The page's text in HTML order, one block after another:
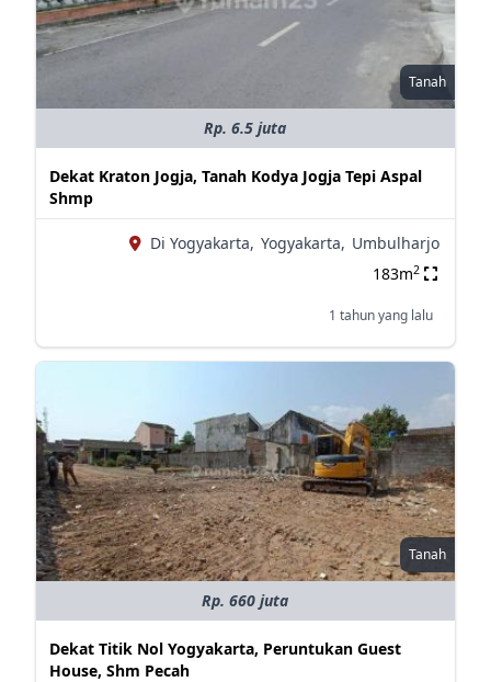
Tanah
Rp. 6.5 juta
Dekat Kraton Jogja, Tanah Kodya Jogja Tepi Aspal
Shmp
Di Yogyakarta, Yogyakarta, Umbulharjo
183m2
1 tahun yang lalu
Tanah
Rp. 660 juta
Dekat Titik Nol Yogyakarta, Peruntukan Guest
House, Shm Pecah